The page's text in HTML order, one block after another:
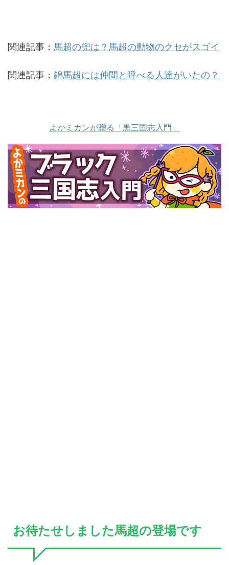
関連記事： 馬超の兜は？馬超の動物のクセがスゴイ
関連記事： 錦馬超には仲間と呼べる人達がいたの？
よかミカンが贈る「黒三国志入門」
お待たせしました馬超の登場です